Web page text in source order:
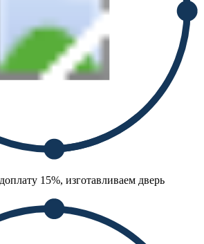
15%, изготавливаем дверь